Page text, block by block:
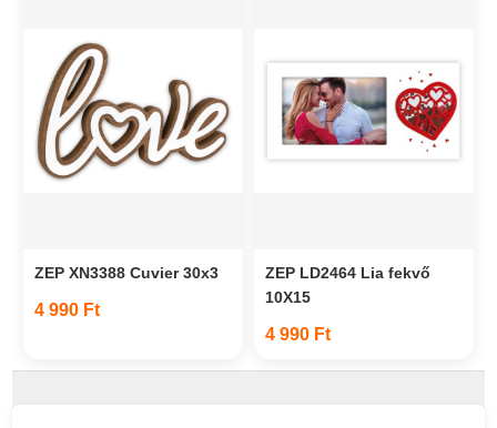
ZEP XN3388 Cuvier 30x3
4 990 Ft
ZEP LD2464 Lia fekvő
10X15
4 990 Ft